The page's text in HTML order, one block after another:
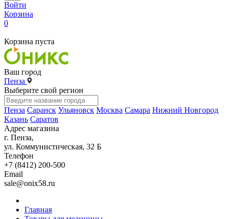
Войти
Корзина
0
Корзина пуста
Ваш город
Пенза
Выберите свой регион
Пенза Саранск Ульяновск Москва Самара Нижний Новгород
Казань Саратов
Адрес магазина
г. Пенза,
ул. Коммунистическая, 32 Б
Телефон
+7 (8412) 200-500
Email
sale@onix58.ru
Главная